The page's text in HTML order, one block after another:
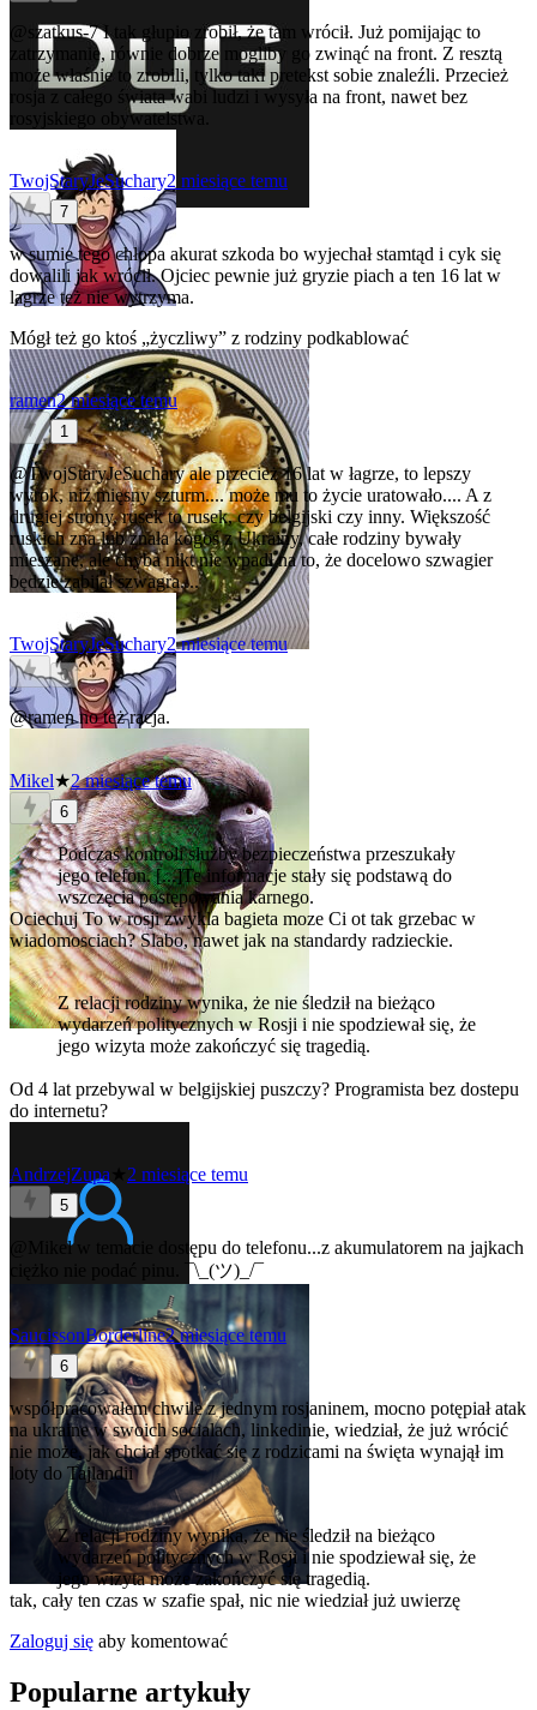
@szatkus-7I tak głupio zrobił, że tam wrócił. Już pomijając to
zatrzymanie, równie dobrze mogliby go zwinąć na front. Z resztą
może właśnie to zrobili, tylko taki pretekst sobie znaleźli. Przecież
rosja z całego świata wabi ludzi i wysyła na front, nawet bez
rosyjskiego obywatelstwa.
TwojStaryJeSuchary2 miesiące temu
7
w sumie tego chłopa akurat szkoda bo wyjechał stamtąd i cyk się
dowalili jak wrócił. Ojciec pewnie już gryzie piach a ten 16 lat w
lagrze też nie wytrzyma.
Mógł też go ktoś „życzliwy” z rodziny podkablować
ramen2 miesiące temu
1
@TwojStaryJeSucharyale przecież 16 lat w łagrze, to lepszy
wyrok, niż mięsny szturm.... może mu to życie uratowało.... A z
drugiej strony, rusek to rusek, czy belgijski czy inny. Większość
ruskich zna lub znała kogoś z Ukrainy, całe rodziny bywały
mieszane, ale chyba nikt nie wpadł na to, że docelowo szwagier
będzie zabijał szwagra....
TwojStaryJeSuchary2 miesiące temu
0
@ramenno też racja.
Mikel★2 miesiące temu
6
Podczas kontroli służby bezpieczeństwa przeszukały
jego telefon. [...]Te informacje stały się podstawą do
wszczęcia postępowania karnego.
OciechujTo w rosji zwykla bagieta moze Ci ot tak grzebac w
wiadomosciach? Slabo, nawet jak na standardy radzieckie.
Z relacji rodziny wynika, że nie śledził na bieżąco
wydarzeń politycznych w Rosji i nie spodziewał się, że
jego wizyta może zakończyć się tragedią.
Od 4 lat przebywal w belgijskiej puszczy? Programista bez dostepu
do internetu?
AndrzejZupa 2 miesiące temu
5
@Mikelw temacie dostępu do telefonu...z akumulatorem na jajkach
ciężko nie podać pinu. ¯\_(ツ)_/¯
SaucissonBorderline2 miesiące temu
6
współpracowałem chwile z jednym rosjaninem, mocno potępiał atak
na ukraine w swoich socialach, linkedinie, wiedział, że już wrócić
nie może, jak chciał spotkać się z rodzicami na święta wynajął im
loty do Tajlandii
Z relacji rodziny wynika, że nie śledził na bieżąco
wydarzeń politycznych w Rosji i nie spodziewał się, że
jego wizyta może zakończyć się tragedią.
tak, cały ten czas w szafie spał, nic nie wiedział już uwierzę
Zaloguj się aby komentować
Popularne artykuły